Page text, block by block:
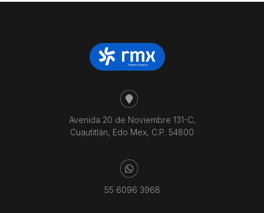
Avenida 20 de Noviembre 131-C,
Cuautitlán, Edo Mex, C.P. 54800
55 6096 3968